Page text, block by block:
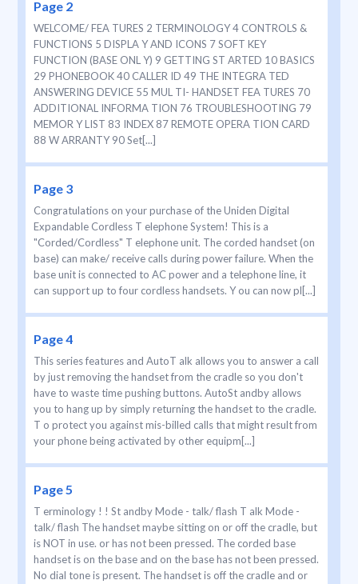
Page 2
WELCOME/ FEA TURES 2 TERMINOLOGY 4 CONTROLS &
FUNCTIONS 5 DISPLA Y AND ICONS 7 SOFT KEY
FUNCTION (BASE ONL Y) 9 GETTING ST ARTED 10 BASICS
29 PHONEBOOK 40 CALLER ID 49 THE INTEGRA TED
ANSWERING DEVICE 55 MUL TI- HANDSET FEA TURES 70
ADDITIONAL INFORMA TION 76 TROUBLESHOOTING 79
MEMOR Y LIST 83 INDEX 87 REMOTE OPERA TION CARD
88 W ARRANTY 90 Set[...]
Page 3
Congratulations on your purchase of the Uniden Digital
Expandable Cordless T elephone System! This is a
"Corded/Cordless" T elephone unit. The corded handset (on
base) can make/ receive calls during power failure. When the
base unit is connected to AC power and a telephone line, it
can support up to four cordless handsets. Y ou can now pl[...]
Page 4
This series features and AutoT alk allows you to answer a call
by just removing the handset from the cradle so you don't
have to waste time pushing buttons. AutoSt andby allows
you to hang up by simply returning the handset to the cradle.
T o protect you against mis-billed calls that might result from
your phone being activated by other equipm[...]
Page 5
T erminology ! ! St andby Mode - talk/ flash T alk Mode -
talk/ flash The handset maybe sitting on or off the cradle, but
is NOT in use. or has not been pressed. The corded base
handset is on the base and on the base has not been pressed.
No dial tone is present. The handset is off the cradle and or